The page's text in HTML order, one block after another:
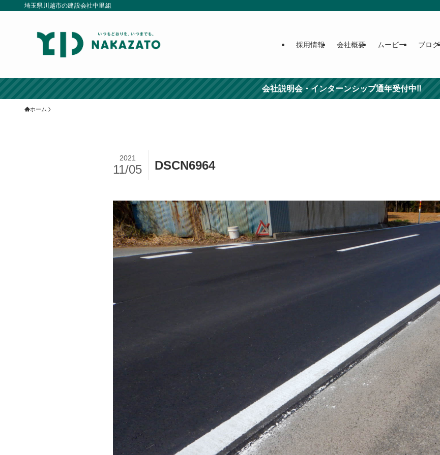
埼玉県川越市の建設会社中里組
採用情報 会社概要 ムービー ブログ
会社説明会・インターンシップ通年受付中‼
ホーム
DSCN6964
2021
11/05